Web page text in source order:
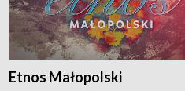
Etnos Małopolski